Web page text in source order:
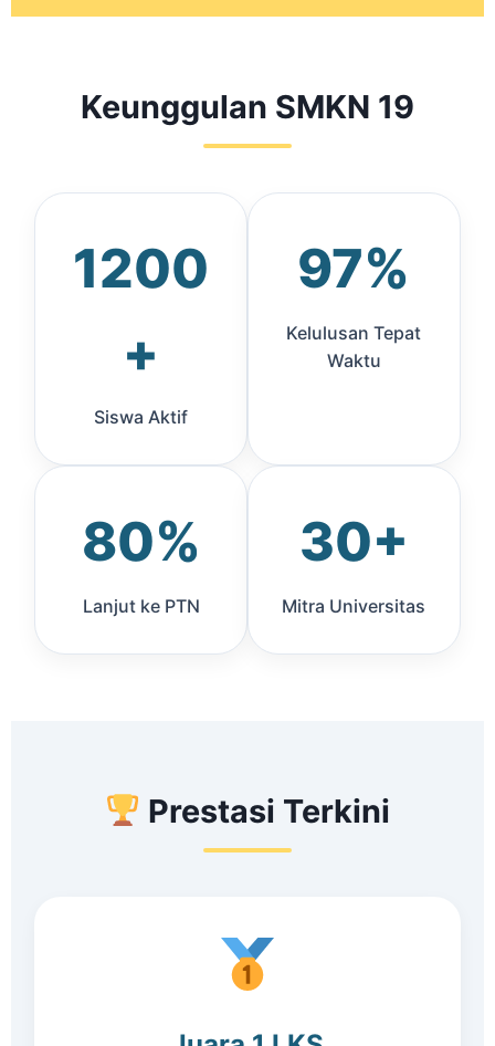
Keunggulan SMKN 19
1200
+
Siswa Aktif
97%
Kelulusan Tepat
Waktu
80%
Lanjut ke PTN
30+
Mitra Universitas
Prestasi Terkini